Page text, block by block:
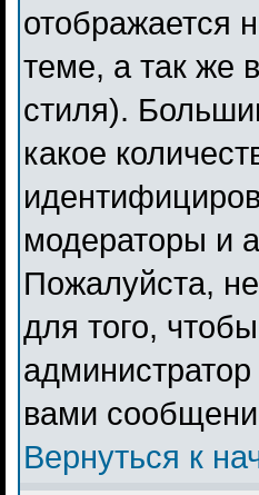
отображается
теме, а так же
стиля).
какое
модераторы и
Пожалуйста,
для того,
вами
Вернуться к